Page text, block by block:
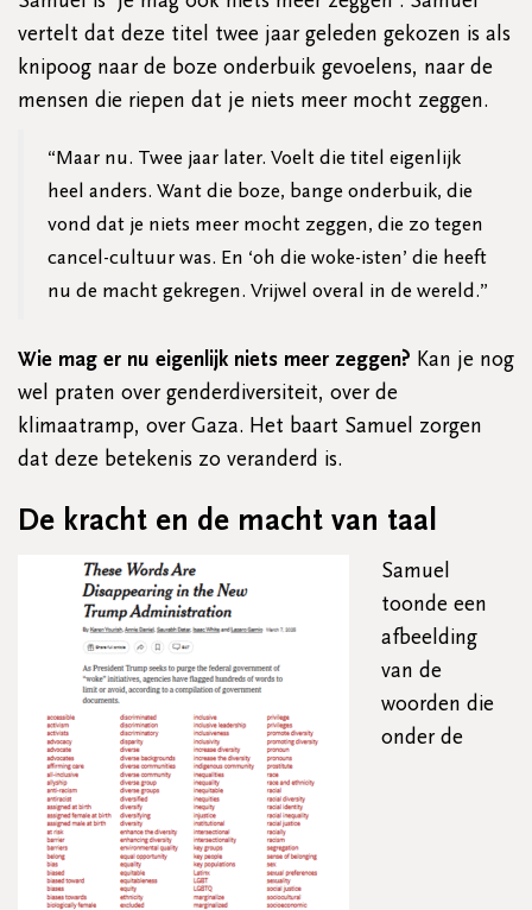
vertelt dat deze titel twee jaar geleden gekozen is als
knipoog naar de boze onderbuik gevoelens, naar de
mensen die riepen dat je niets meer mocht zeggen.
“Maar nu. Twee jaar later. Voelt die titel eigenlijk
heel anders. Want die boze, bange onderbuik, die
vond dat je niets meer mocht zeggen, die zo tegen
cancel-cultuur was. En ‘oh die woke-isten’ die heeft
nu de macht gekregen. Vrijwel overal in de wereld.”
Wie mag er nu eigenlijk niets meer zeggen? Kan je nog
wel praten over genderdiversiteit, over de
klimaatramp, over Gaza. Het baart Samuel zorgen
dat deze betekenis zo veranderd is.
De kracht en de macht van taal
Samuel
toonde een
afbeelding
van de
woorden die
onder de